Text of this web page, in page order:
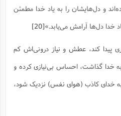
و دل‌هایشان را به یاد خدا مطمئن
خدا دل‌ها آرامش می‌یابد.»[20]
پیدا کند، عطش و نیاز درونی‌اش کم
خدا گذاشت، احساس بی‌نیازی کرده و
خدای کاذب (هوای نفس) نزدیک شود،